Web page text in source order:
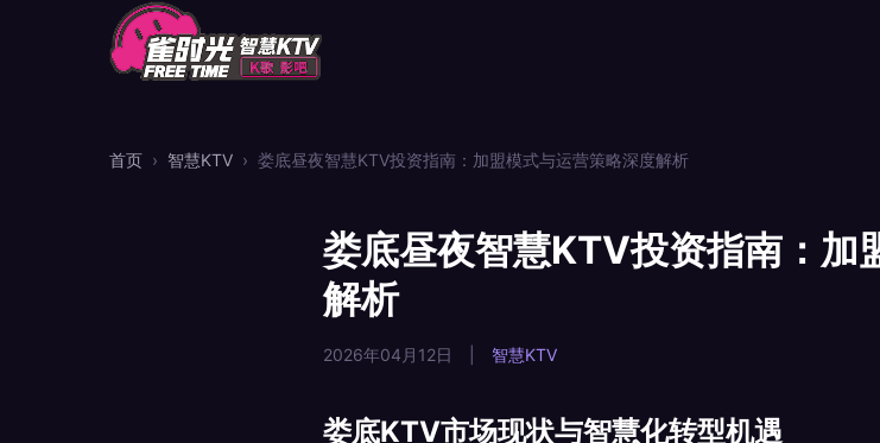
首页 › 智慧KTV › 娄底昼夜智慧KTV投资指南：加盟模式与运营策略深度解析
娄底昼夜智慧KTV投资指南：加
解析
2026年04月12日 智慧KTV
娄底KTV市场现状与智慧化转型机遇